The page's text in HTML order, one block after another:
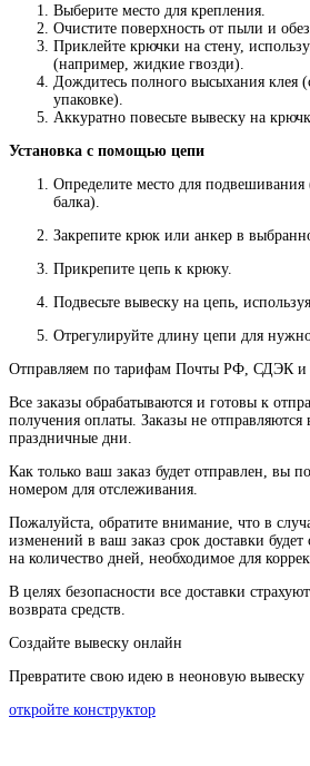
Выберите место для крепления.
Очистите поверхность от пыли и
Приклейте крючки на стену,
(например, жидкие гвозди).
Дождитесь полного высыхания клея
упаковке).
Аккуратно повесьте вывеску на
Установка с помощью цепи
Определите место для
балка).
Закрепите крюк или анкер в
Прикрепите цепь к крюку.
Подвесьте вывеску на цепь,
Отрегулируйте длину цепи для
Отправляем по тарифам Почты РФ, СДЭК и
Все заказы обрабатываются и готовы к
получения оплаты Заказы не отправляются
праздничные дни
Как только ваш заказ будет отправлен вы
номером для отслеживания
Пожалуйста , обратите внимание что в
изменений в ваш заказ срок доставки будет
на количество дней необходимое для
В целях безопасности все доставки
возврата средств.
Создайте вывеску онлайн
Превратите свою идею в неоновую вывеску
откройте конструктор